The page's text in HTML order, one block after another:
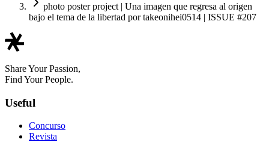
photo poster project | Una imagen que regresa al origen
bajo el tema de la libertad por takeonihei0514 | ISSUE #207
Share Your Passion,
Find Your People.
Useful
Concurso
Revista